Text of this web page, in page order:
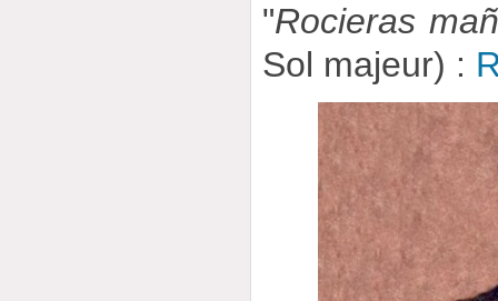
"Rocieras
Sol majeur) :